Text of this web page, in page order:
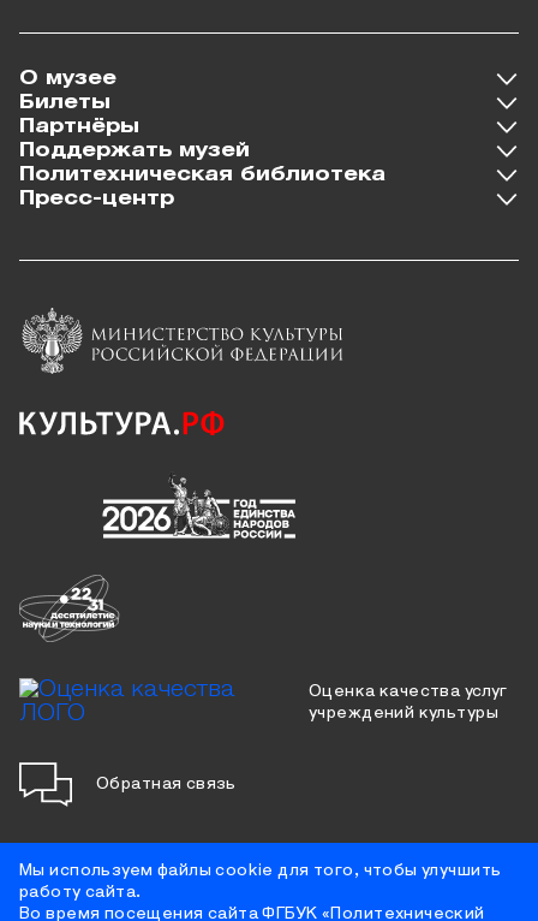
О музее
Билеты
Партнёры
Поддержать музей
Политехническая библиотека
Пресс-центр
Оценка качества услуг
учреждений культуры
Обратная связь
Противодействие коррупции
Мы используем файлы cookie для того, чтобы улучшить
работу сайта.
Во время посещения сайта ФГБУК «Политехнический